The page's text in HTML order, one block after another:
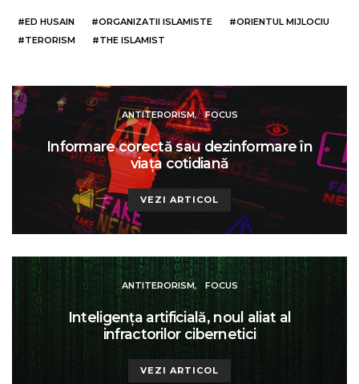
ED HUSAIN ORGANIZATII ISLAMISTE
ORIENTUL MIJLOCIU
TERORISM
THE ISLAMIST
ANTITERORISM FOCUS
Informare corectă sau dezinformare în
viața cotidiană
VEZI ARTICOL
ANTITERORISM FOCUS
Inteligența artificială, noul aliat al
infractorilor cibernetici
VEZI ARTICOL